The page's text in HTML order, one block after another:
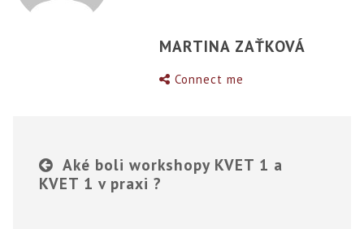
MARTINA ZAŤKOVÁ
Connect me
Aké boli workshopy KVET 1 a
KVET 1 v praxi ?